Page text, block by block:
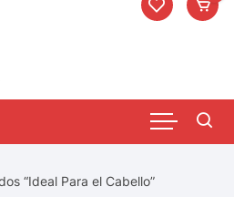
“Ideal Para el Cabello”